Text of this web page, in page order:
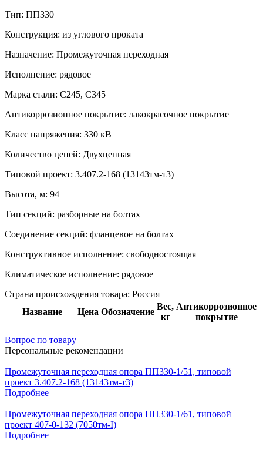
Тип: ПП330
Конструкция: из углового проката
Назначение: Промежуточная переходная
Исполнение: рядовое
Марка стали: С245, С345
Антикоррозионное покрытие: лакокрасочное покрытие
Класс напряжения: 330 кВ
Количество цепей: Двухцепная
Типовой проект: 3.407.2-168 (13143тм-т3)
Высота, м: 94
Тип секций: разборные на болтах
Соединение секций: фланцевое на болтах
Конструктивное исполнение: свободностоящая
Климатическое исполнение: рядовое
Страна происхождения товара: Россия
Название
Цена Обозначение
Вес,
кг
Антикоррозионное
покрытие
Вопрос по товару
Персональные рекомендации
Промежуточная переходная опора ПП330-1/51, типовой
проект 3.407.2-168 (13143тм-т3)
Подробнее
Промежуточная переходная опора ПП330-1/61, типовой
проект 407-0-132 (7050тм-I)
Подробнее